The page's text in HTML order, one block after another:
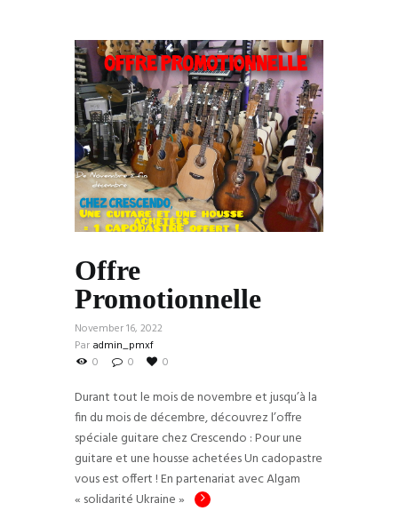
Offre
Promotionnelle
November 16, 2022
Par admin_pmxf
0
0 0
Durant tout le mois de novembre et jusqu’à la
fin du mois de décembre, découvrez l’offre
spéciale guitare chez Crescendo : Pour une
guitare et une housse achetées Un cadopastre
vous est offert ! En partenariat avec Algam
« solidarité Ukraine »